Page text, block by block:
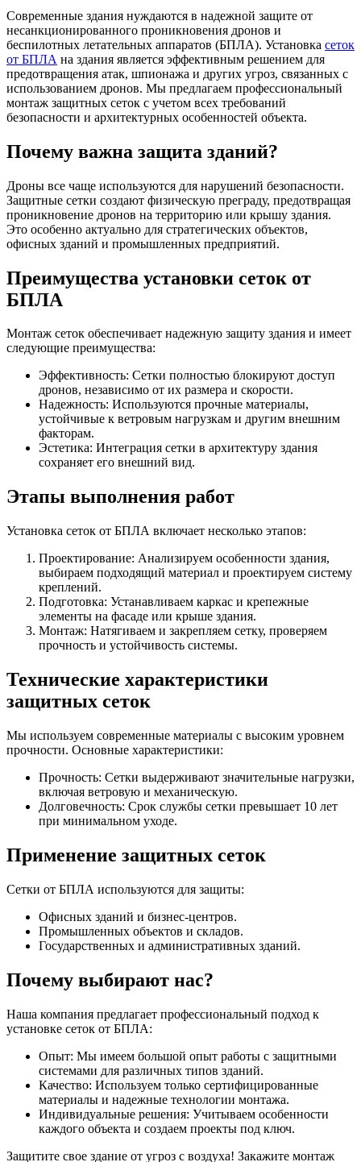
Современные здания нуждаются в надежной защите от
несанкционированного проникновения дронов и
беспилотных летательных аппаратов (БПЛА). Установка сеток
от БПЛА на здания является эффективным решением для
предотвращения атак, шпионажа и других угроз, связанных с
использованием дронов. Мы предлагаем профессиональный
монтаж защитных сеток с учетом всех требований
безопасности и архитектурных особенностей объекта.
Почему важна защита зданий?
Дроны все чаще используются для нарушений безопасности.
Защитные сетки создают физическую преграду, предотвращая
проникновение дронов на территорию или крышу здания.
Это особенно актуально для стратегических объектов,
офисных зданий и промышленных предприятий.
Преимущества установки сеток от
БПЛА
Монтаж сеток обеспечивает надежную защиту здания и имеет
следующие преимущества:
Эффективность: Сетки полностью блокируют доступ
дронов, независимо от их размера и скорости.
Надежность: Используются прочные материалы,
устойчивые к ветровым нагрузкам и другим внешним
факторам.
Эстетика: Интеграция сетки в архитектуру здания
сохраняет его внешний вид.
Этапы выполнения работ
Установка сеток от БПЛА включает несколько этапов:
Проектирование: Анализируем особенности здания,
выбираем подходящий материал и проектируем систему
креплений.
Подготовка: Устанавливаем каркас и крепежные
элементы на фасаде или крыше здания.
Монтаж: Натягиваем и закрепляем сетку, проверяем
прочность и устойчивость системы.
Технические характеристики
защитных сеток
Мы используем современные материалы с высоким уровнем
прочности. Основные характеристики:
Прочность: Сетки выдерживают значительные нагрузки,
включая ветровую и механическую.
Долговечность: Срок службы сетки превышает 10 лет
при минимальном уходе.
Применение защитных сеток
Сетки от БПЛА используются для защиты:
Офисных зданий и бизнес-центров.
Промышленных объектов и складов.
Государственных и административных зданий.
Почему выбирают нас?
Наша компания предлагает профессиональный подход к
установке сеток от БПЛА:
Опыт: Мы имеем большой опыт работы с защитными
системами для различных типов зданий.
Качество: Используем только сертифицированные
материалы и надежные технологии монтажа.
Индивидуальные решения: Учитываем особенности
каждого объекта и создаем проекты под ключ.
Защитите свое здание от угроз с воздуха! Закажите монтаж